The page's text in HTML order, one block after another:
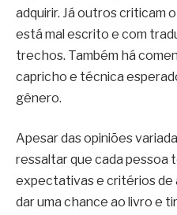
adquirir. Já outros criticam
está mal escrito e com
trechos. Também há
capricho e técnica
gênero.
Apesar das opiniões
ressaltar que cada pessoa
expectativas e critérios de
dar uma chance ao livro e